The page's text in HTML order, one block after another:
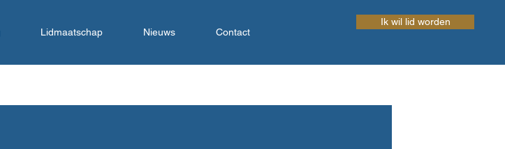
Lidmaatschap Nieuws Contact
Ik wil lid worden